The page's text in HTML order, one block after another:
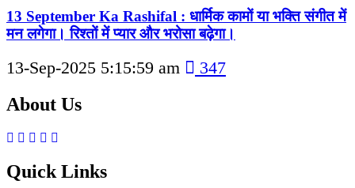
13 September Ka Rashifal : धार्मिक कामों या भक्ति संगीत में
मन लगेगा। रिश्तों में प्यार और भरोसा बढ़ेगा।
13-Sep-2025 5:15:59 am 347
About Us
Quick Links